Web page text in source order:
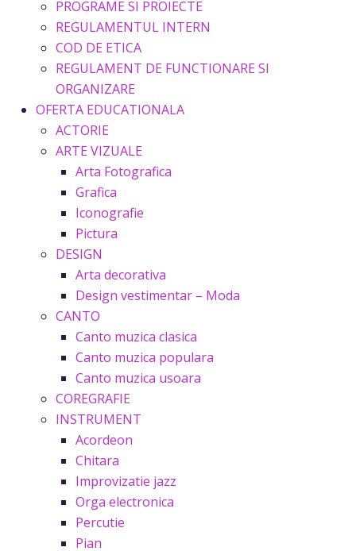
PROGRAME SI PROIECTE
REGULAMENTUL INTERN
COD DE ETICA
REGULAMENT DE FUNCTIONARE SI
ORGANIZARE
OFERTA EDUCATIONALA
ACTORIE
ARTE VIZUALE
Arta Fotografica
Grafica
Iconografie
Pictura
DESIGN
Arta decorativa
Design vestimentar – Moda
CANTO
Canto muzica clasica
Canto muzica populara
Canto muzica usoara
COREGRAFIE
INSTRUMENT
Acordeon
Chitara
Improvizatie jazz
Orga electronica
Percutie
Pian